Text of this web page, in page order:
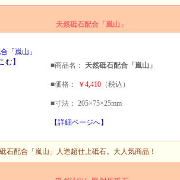
天然砥石配合「嵐山」
■商品名： 天然砥石配合「嵐山」
■価格： ￥4,410 （税込）
■寸法： 205×75×25mm
【詳細ページへ】
石配合「嵐山」人造超仕上砥石。大人気商品！